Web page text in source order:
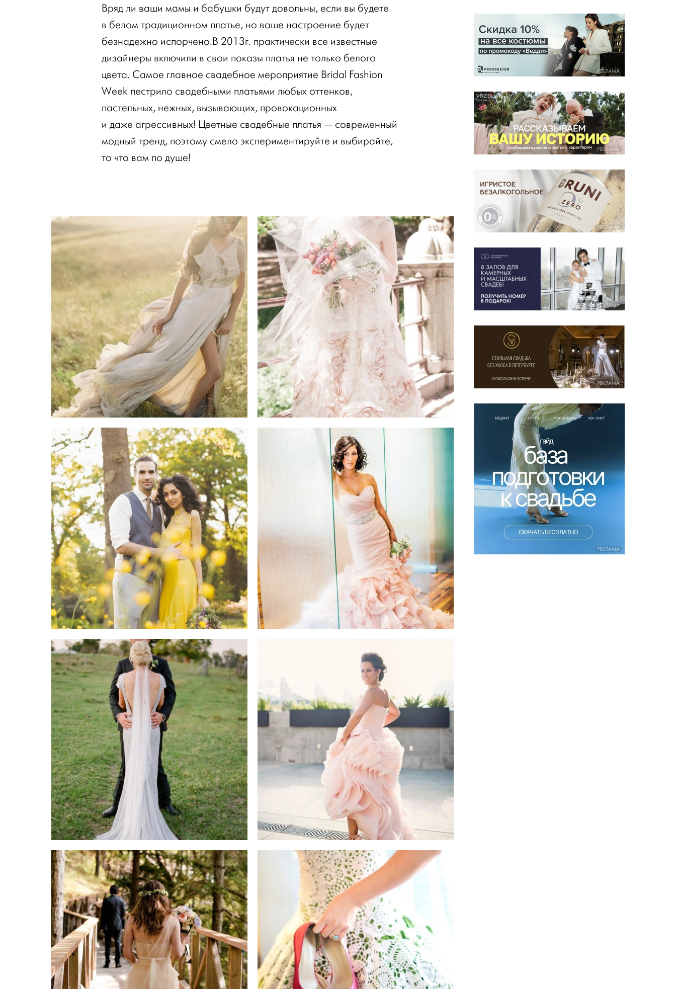
Вряд ли ваши мамы и бабушки будут довольны, если вы будете
в белом традиционном платье, но ваше настроение будет
безнадежно испорчено.В 2013г. практически все известные
дизайнеры включили в свои показы платья не только белого
цвета. Самое главное свадебное мероприятие Bridal Fashion
Week пестрило свадебными платьями любых оттенков,
пастельных, нежных, вызывающих, провокационных
и даже агрессивных! Цветные свадебные платья — современный
модный тренд, поэтому смело экспериментируйте и выбирайте,
то что вам по душе!
РЕКЛАМА
РЕКЛАМА
РЕКЛАМА
РЕКЛАМА
РЕКЛАМА
РЕКЛАМА